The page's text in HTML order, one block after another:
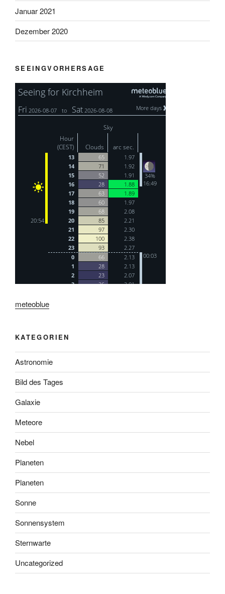
Januar 2021
Dezember 2020
SEEINGVORHERSAGE
meteoblue
KATEGORIEN
Astronomie
Bild des Tages
Galaxie
Meteore
Nebel
Planeten
Planeten
Sonne
Sonnensystem
Sternwarte
Uncategorized